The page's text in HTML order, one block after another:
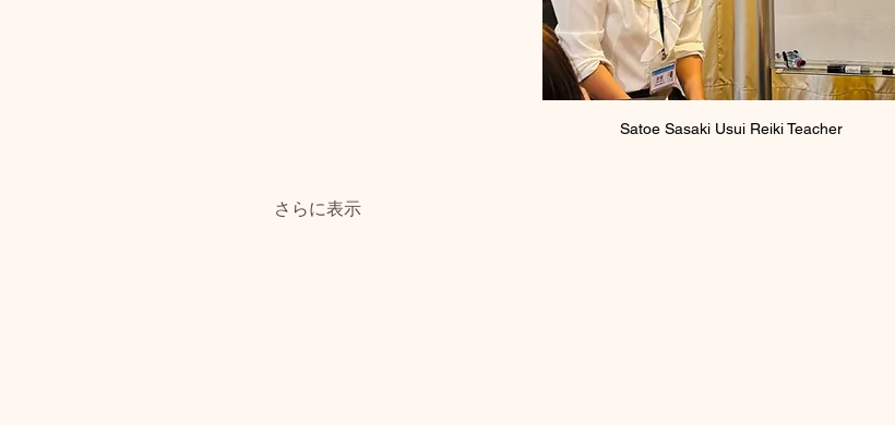
Satoe Sasaki Usui Reiki Teacher
さらに表示